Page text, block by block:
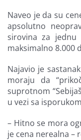
Naveo je da su
apsolutno
sirovina za jednu
maksimalno 8.000
Najavio je
moraju da
suprotnom
u vezi sa
– Hitno se mora
je cena nerealna –